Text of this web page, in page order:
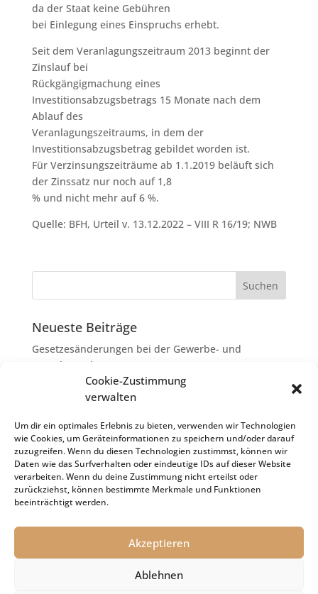
Cookie-Zustimmung
verwalten
Um dir ein optimales Erlebnis zu bieten, verwenden wir Technologien
wie Cookies, um Geräteinformationen zu speichern und/oder darauf
zuzugreifen. Wenn du diesen Technologien zustimmst, können wir
Daten wie das Surfverhalten oder eindeutige IDs auf dieser Website
verarbeiten. Wenn du deine Zustimmung nicht erteilst oder
zurückziehst, können bestimmte Merkmale und Funktionen
beeinträchtigt werden.
Akzeptieren
Ablehnen
da der Staat keine Gebühren
bei Einlegung eines Einspruchs erhebt.
Seit dem Veranlagungszeitraum 2013 beginnt der
Zinslauf bei
Rückgängigmachung eines
Investitionsabzugsbetrags 15 Monate nach dem
Ablauf des
Veranlagungszeitraums, in dem der
Investitionsabzugsbetrag gebildet worden ist.
Für Verzinsungszeiträume ab 1.1.2019 beläuft sich
der Zinssatz nur noch auf 1,8
% und nicht mehr auf 6 %.
Quelle: BFH, Urteil v. 13.12.2022 – VIII R 16/19; NWB
Neueste Beiträge
Gesetzesänderungen bei der Gewerbe- und
Grunderwerbsteuer
Erbschaftsteuer: Rechtsanwaltskosten bei Streit über
Erbauseinandersetzung als
Nachlassverbindlichkeiten
Umsatzsteuer-Umrechnungskurse Juli 2026
Keine Steuerfreiheit eines sog. Konfusionsgewinns
bei Mutterkapitalgesellschaft
Schenkungsteuer: Zinssatz von 5,5 % für die